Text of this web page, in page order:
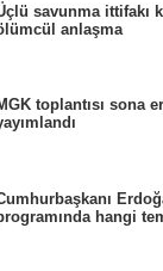
savunma ittifakı
anlaşma
toplantısı sona
hangi